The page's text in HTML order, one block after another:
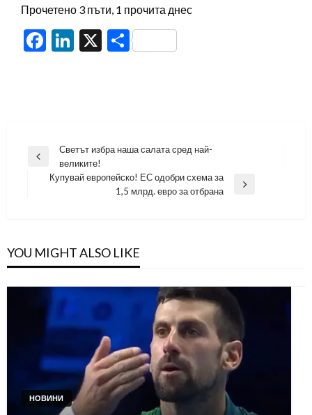
Прочетено 3 пъти, 1 прочита днес
Facebook
LinkedIn
X Share
Навигация
Previous
Светът избра наша салата сред най-
великите!
Купувай европейско! ЕС одобри схема за
1,5 млрд. евро за отбрана
YOU MIGHT ALSO LIKE
НОВИНИ